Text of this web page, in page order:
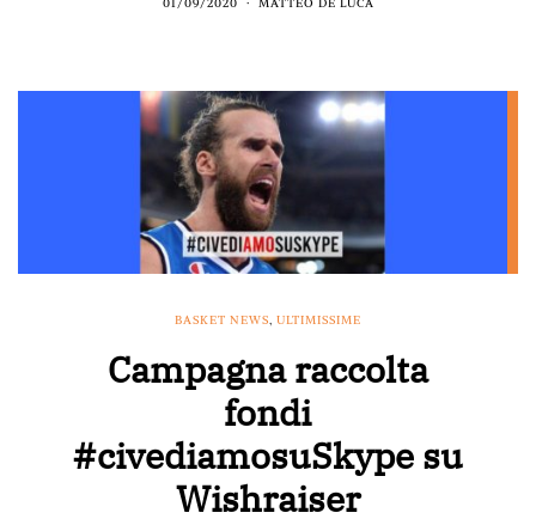
BASKET NEWS, ULTIMISSIME
Campagna raccolta
fondi
#civediamosuSkype su
Wishraiser